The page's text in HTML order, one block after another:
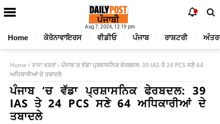
Aug 7, 2026, 12:19 pm
Home ਕੋਰੋਨਾਵਾਇਰਸ ਵੀਡੀਓ ਪੰਜਾਬ ਰਾਸ਼ਟਰੀ
Home ਤਾਜਾ ਖਬਰਾਂ ਪੰਜਾਬ ‘ਚ ਵੱਡਾ ਪ੍ਰਸ਼ਾਸਨਿਕ ਫੇਰਬਦਲ: 39 IAS ਤੇ 24 PCS ਸਣੇ 64
ਅਧਿਕਾਰੀਆਂ ਦੇ ਤਬਾਦਲੇ
ਪੰਜਾਬ ‘ਚ ਵੱਡਾ ਪ੍ਰਸ਼ਾਸਨਿਕ ਫੇਰਬਦਲ: 39
IAS ਤੇ 24 PCS ਸਣੇ 64 ਅਧਿਕਾਰੀਆਂ ਦੇ
ਤਬਾਦਲੇ